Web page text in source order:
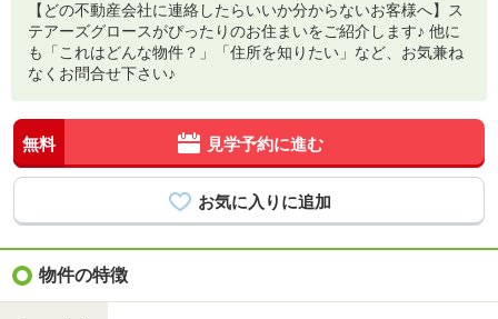
【どの不動産会社に連絡したらいいか分からないお客様へ】ス
テアーズグロースがぴったりのお住まいをご紹介します♪ 他に
も「これはどんな物件？」「住所を知りたい」など、お気兼ね
なくお問合せ下さい♪
無料 見学予約に進む
物件の特徴